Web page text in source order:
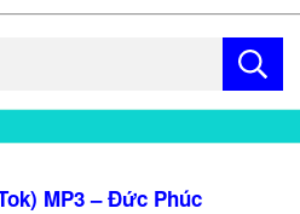
MP3 – Đức Phúc